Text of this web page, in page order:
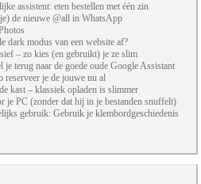
assistent: eten bestellen met één zin
de nieuwe @all in WhatsApp
dark modus van een website af?
– zo kies (en gebruikt) je ze slim
je terug naar de goede oude Google Assistant
reserveer je de jouwe nu al
kast – klassiek opladen is slimmer
je PC (zonder dat hij in je bestanden snuffelt)
gebruik: Gebruik je klembordgeschiedenis